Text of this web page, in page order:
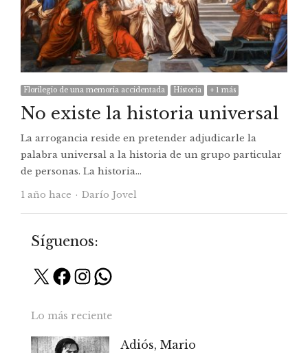
Florilegio de una memoria accidentada Historia + 1 más
No existe la historia universal
La arrogancia reside en pretender adjudicarle la
palabra universal a la historia de un grupo particular
de personas. La historia…
1 año hace
Autor
Darío Jovel
Síguenos:
X Facebook
Instagram
WhatsApp
Lo más reciente
Adiós, Mario